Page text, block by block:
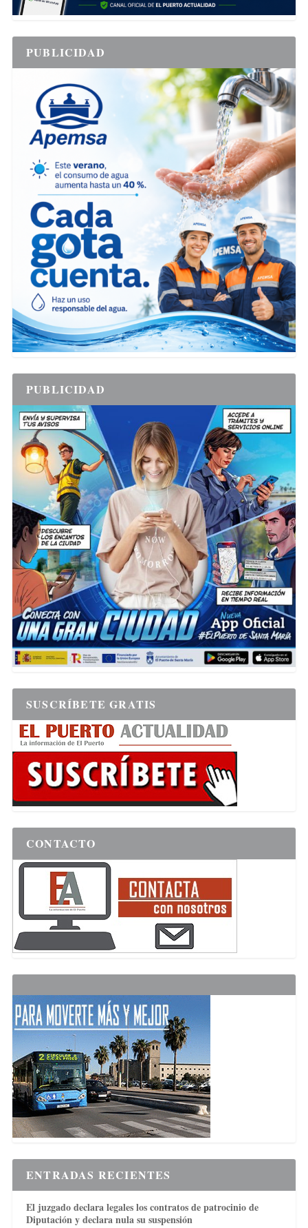
PUBLICIDAD
PUBLICIDAD
SUSCRÍBETE GRATIS
CONTACTO
ENTRADAS RECIENTES
El juzgado declara legales los contratos de patrocinio de
Diputación y declara nula su suspensión